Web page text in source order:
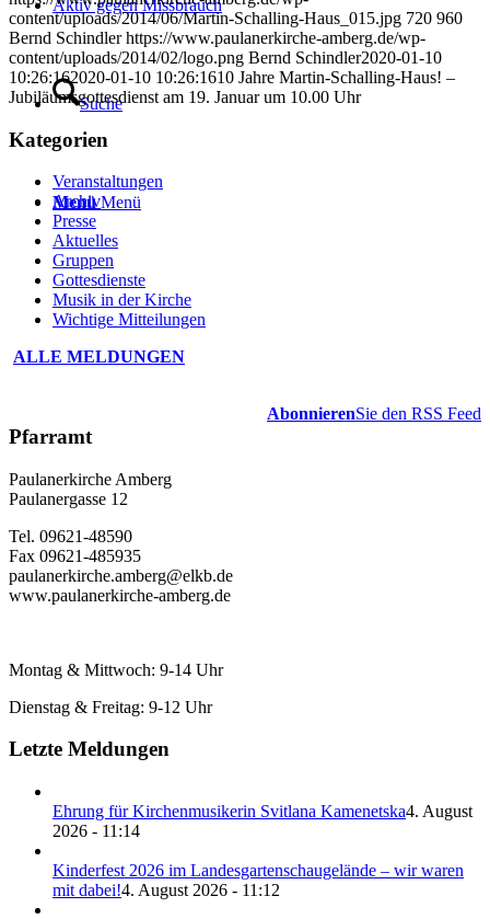
Aktiv gegen Missbrauch
Suche
Menü Menü
content/uploads/2014/06/Martin-Schalling-Haus_015.jpg 720 960
Bernd Schindler https://www.paulanerkirche-amberg.de/wp-
content/uploads/2014/02/logo.png Bernd Schindler2020-01-10
10:26:162020-01-10 10:26:1610 Jahre Martin-Schalling-Haus! –
Jubiläumsgottesdienst am 19. Januar um 10.00 Uhr
Kategorien
Veranstaltungen
Archiv
Presse
Aktuelles
Gruppen
Gottesdienste
Musik in der Kirche
Wichtige Mitteilungen
ALLE MELDUNGEN
AbonnierenSie den RSS Feed
Pfarramt
Paulanerkirche Amberg
Paulanergasse 12
Tel. 09621-48590
Fax 09621-485935
paulanerkirche.amberg@elkb.de
www.paulanerkirche-amberg.de
Montag & Mittwoch: 9-14 Uhr
Dienstag & Freitag: 9-12 Uhr
Letzte Meldungen
Ehrung für Kirchenmusikerin Svitlana Kamenetska4. August
2026 - 11:14
Kinderfest 2026 im Landesgartenschaugelände – wir waren
mit dabei!4. August 2026 - 11:12